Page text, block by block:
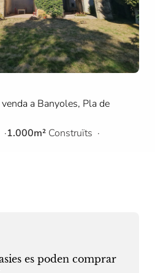
a Banyoles, Pla de
1.000m² Construïts
es poden comprar